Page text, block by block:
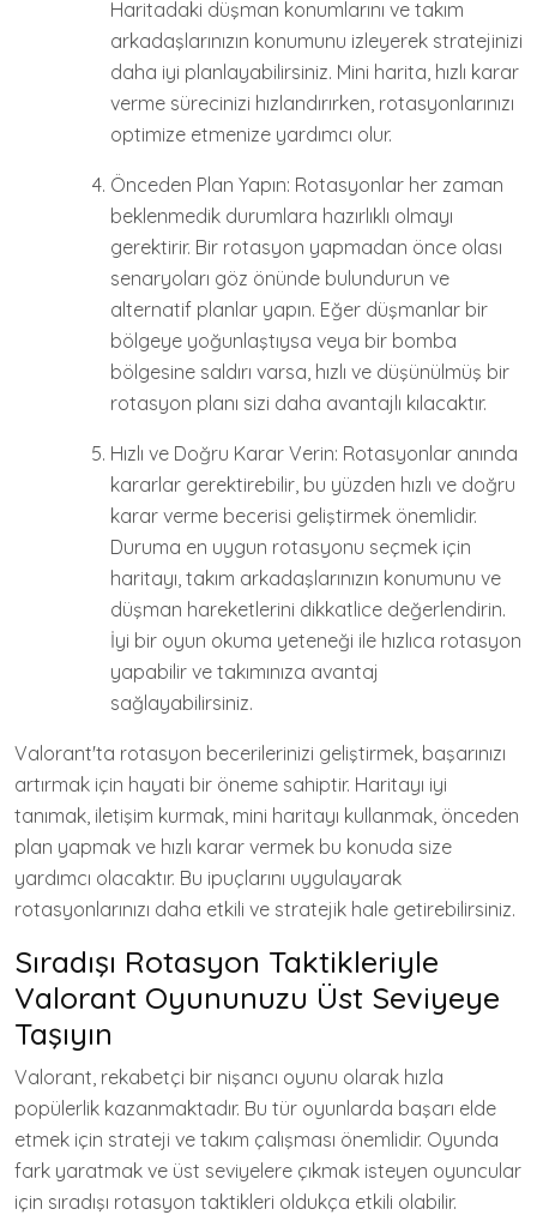
Haritadaki düşman konumlarını ve takım
arkadaşlarınızın konumunu izleyerek stratejinizi
daha iyi planlayabilirsiniz. Mini harita, hızlı karar
verme sürecinizi hızlandırırken, rotasyonlarınızı
optimize etmenize yardımcı olur.
Önceden Plan Yapın: Rotasyonlar her zaman
beklenmedik durumlara hazırlıklı olmayı
gerektirir. Bir rotasyon yapmadan önce olası
senaryoları göz önünde bulundurun ve
alternatif planlar yapın. Eğer düşmanlar bir
bölgeye yoğunlaştıysa veya bir bomba
bölgesine saldırı varsa, hızlı ve düşünülmüş bir
rotasyon planı sizi daha avantajlı kılacaktır.
Hızlı ve Doğru Karar Verin: Rotasyonlar anında
kararlar gerektirebilir, bu yüzden hızlı ve doğru
karar verme becerisi geliştirmek önemlidir.
Duruma en uygun rotasyonu seçmek için
haritayı, takım arkadaşlarınızın konumunu ve
düşman hareketlerini dikkatlice değerlendirin.
İyi bir oyun okuma yeteneği ile hızlıca rotasyon
yapabilir ve takımınıza avantaj
sağlayabilirsiniz.
Valorant'ta rotasyon becerilerinizi geliştirmek, başarınızı
artırmak için hayati bir öneme sahiptir. Haritayı iyi
tanımak, iletişim kurmak, mini haritayı kullanmak, önceden
plan yapmak ve hızlı karar vermek bu konuda size
yardımcı olacaktır. Bu ipuçlarını uygulayarak
rotasyonlarınızı daha etkili ve stratejik hale getirebilirsiniz.
Sıradışı Rotasyon Taktikleriyle
Valorant Oyununuzu Üst Seviyeye
Taşıyın
Valorant, rekabetçi bir nişancı oyunu olarak hızla
popülerlik kazanmaktadır. Bu tür oyunlarda başarı elde
etmek için strateji ve takım çalışması önemlidir. Oyunda
fark yaratmak ve üst seviyelere çıkmak isteyen oyuncular
için sıradışı rotasyon taktikleri oldukça etkili olabilir.